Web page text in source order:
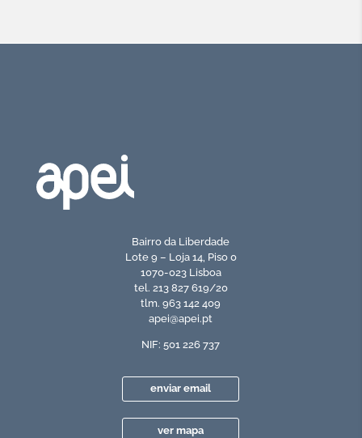
Bairro da Liberdade
Lote 9 – Loja 14, Piso 0
1070-023 Lisboa
tel. 213 827 619/20
tlm. 963 142 409
apei@apei.pt
NIF: 501 226 737
enviar email
ver mapa